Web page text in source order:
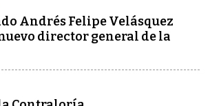
Andrés Felipe Velásquez
director general de la